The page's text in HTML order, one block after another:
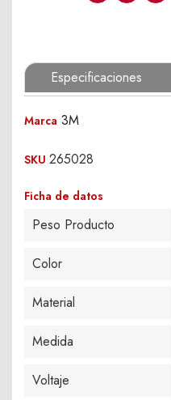
Especificaciones
Marca 3M
SKU 265028
Ficha de datos
Peso Producto
Color
Material
Medida
Voltaje